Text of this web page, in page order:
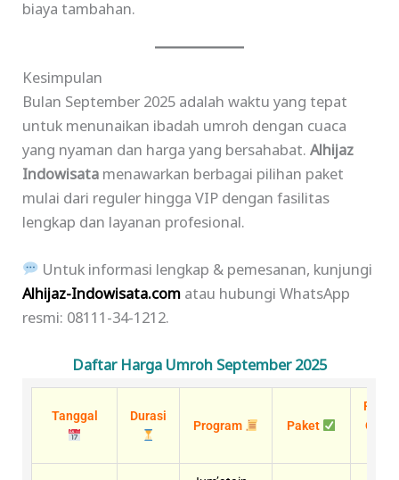
biaya tambahan.
Kesimpulan
Bulan September 2025 adalah waktu yang tepat
untuk menunaikan ibadah umroh dengan cuaca
yang nyaman dan harga yang bersahabat.Alhijaz
Indowisata menawarkan berbagai pilihan paket
mulai dari reguler hingga VIP dengan fasilitas
lengkap dan layanan profesional.
Untuk informasi lengkap & pemesanan, kunjungi
Alhijaz-Indowisata.com atau hubungi WhatsApp
resmi: 08111-34-1212.
Daftar Harga Umroh September 2025